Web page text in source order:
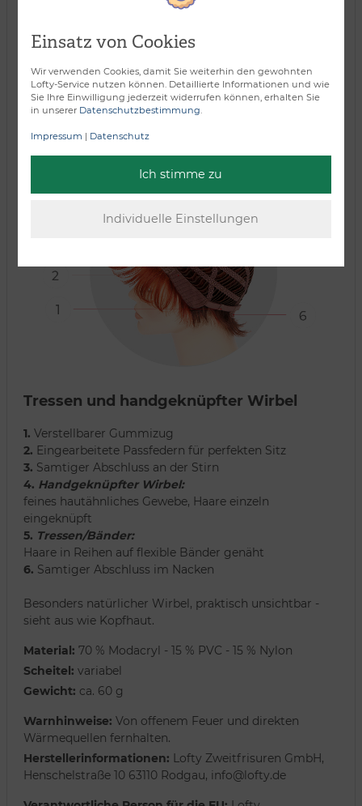
Tressen und handgeknüpfter Wirbel
1. Verstellbarer Gummizug
2. Eingearbeitete Passfedern für perfekten Sitz
3. Samtiger Abschluss an der Stirn
4. Handgeknüpfter Wirbel:
feines hautähnliches Gewebe, Haare einzeln
eingeknüpft
5. Tressen/Bänder:
Haare in Reihen auf flexible Bänder genäht
6. Samtiger Abschluss im Nacken
Besonders natürlicher Wirbel, praktisch unsichtbar -
sieht aus wie Kopfhaut.
Material: 70 % Modacryl - 15 % PVC - 15 % Nylon
Scheitel: variabel
Gewicht: ca. 60 g
Warnhinweise: Von offenem Feuer und direkten
Wärmequellen fernhalten.
Herstellerinformationen: Lofty Zweitfrisuren GmbH,
Henschelstraße 10 63110 Rodgau, info@lofty.de
Einsatz von Cookies
Wir verwenden Cookies, damit Sie weiterhin den gewohnten
Lofty-Service nutzen können. Detaillierte Informationen und wie
Sie Ihre Einwilligung jederzeit widerrufen können, erhalten Sie
in unserer Datenschutzbestimmung.
Impressum | Datenschutz
Ich stimme zu